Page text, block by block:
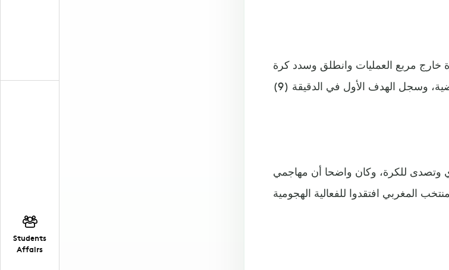
Students
Affairs
خارج مربع العمليات وانطلق وسدد كرة
وتصدى للكرة، وكان واضحا أن مهاجمي